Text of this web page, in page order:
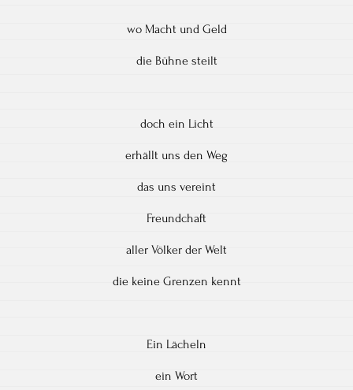
wo Macht und Geld
die Bühne steilt
doch ein Licht
erhällt uns den Weg
das uns vereint
Freundchaft
aller Völker der Welt
die keine Grenzen kennt
Ein Lächeln
ein Wort